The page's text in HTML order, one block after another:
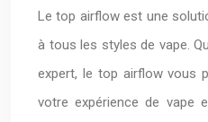
Le top airflow est une
à tous les styles de vape.
expert, le top airflow vous
votre expérience de vape